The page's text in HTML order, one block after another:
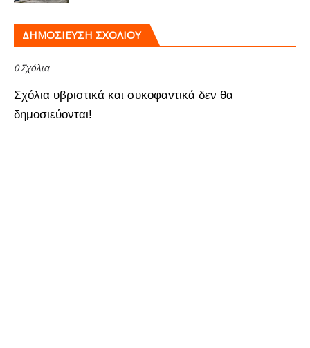
ΔΗΜΟΣΊΕΥΣΗ ΣΧΟΛΊΟΥ
0 Σχόλια
Σχόλια υβριστικά και συκοφαντικά δεν θα
δημοσιεύονται!